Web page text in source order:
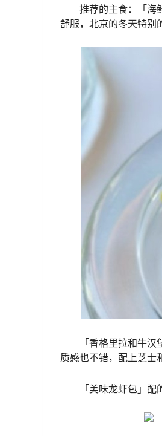
推荐的主食：「海
舒服，北京的冬天特别
「香格里拉和牛
质感也不错，配上芝士
「美味龙虾包」